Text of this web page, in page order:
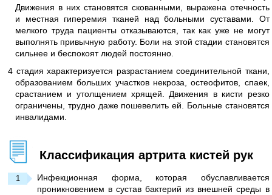
Движения в них становятся скованными, выражена отечность
и местная гиперемия тканей над больными суставами. От
мелкого труда пациенты отказываются, так как уже не могут
выполнять привычную работу. Боли на этой стадии становятся
сильнее и беспокоят людей постоянно.
4 стадия характеризуется разрастанием соединительной ткани,
образованием больших участков некроза, остеофитов, спаек,
срастанием и утолщением хрящей. Движения в кисти резко
ограничены, трудно даже пошевелить ей. Больные становятся
инвалидами.
Классификация артрита кистей рук
Инфекционная форма, которая обуславливается
проникновением в сустав бактерий из внешней среды в